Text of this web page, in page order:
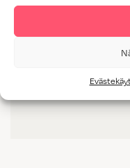
valolista